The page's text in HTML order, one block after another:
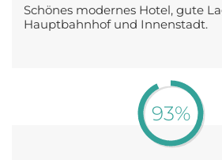
Schönes modernes Hotel, gute
Hauptbahnhof und Innenstadt.
93%